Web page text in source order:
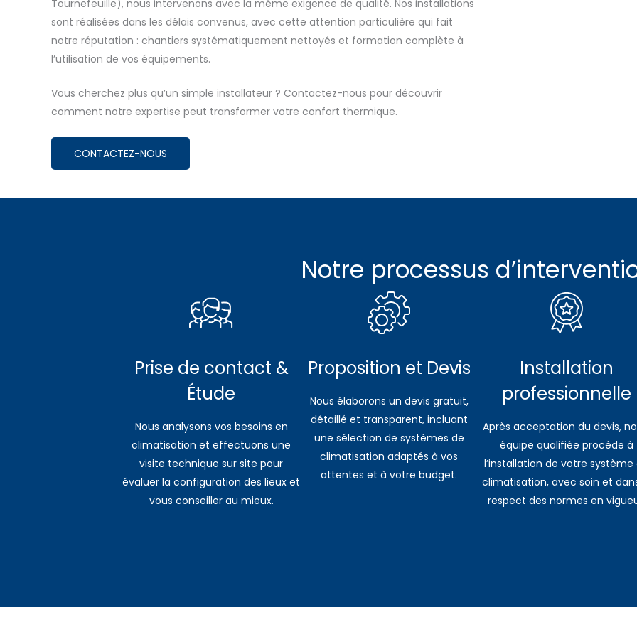
Tournefeuille), nous intervenons avec la même exigence de qualité. Nos installations
sont réalisées dans les délais convenus, avec cette attention particulière qui fait
notre réputation : chantiers systématiquement nettoyés et formation complète à
l’utilisation de vos équipements.
Vous cherchez plus qu’un simple installateur ? Contactez-nous pour découvrir
comment notre expertise peut transformer votre confort thermique.
CONTACTEZ-NOUS
Notre processus
Prise de contact &
Étude
Nous analysons vos besoins en
climatisation et effectuons une
visite technique sur site pour
évaluer la configuration des lieux et
vous conseiller au mieux.
Proposition et Devis
Nous élaborons un devis gratuit,
détaillé et transparent, incluant
une sélection de systèmes de
climatisation adaptés à vos
attentes et à votre budget.
Installation
professionnelle
Après acceptation du devis,
équipe qualifiée procède à
l’installation de votre système
climatisation, avec soin et
respect des normes en